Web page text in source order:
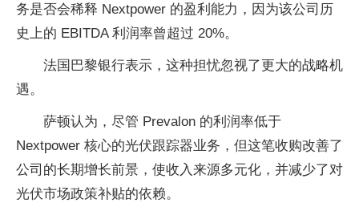
务是否会稀释 Nextpower 的盈利能力，因为该公司历
史上的 EBITDA 利润率曾超过 20%。
法国巴黎银行表示，这种担忧忽视了更大的战略机
遇。
萨顿认为，尽管 Prevalon 的利润率低于
Nextpower 核心的光伏跟踪器业务，但这笔收购改善了
公司的长期增长前景，使收入来源多元化，并减少了对
光伏市场政策补贴的依赖。